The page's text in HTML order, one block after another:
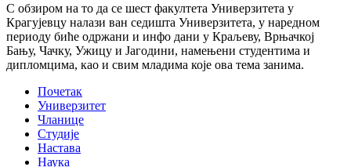
С обзиром на то да се шест факултета Универзитета у
Крагујевцу налази ван седишта Универзитета, у наредном
периоду биће одржани и инфо дани у Краљеву, Врњачкој
Бању, Чачку, Ужицу и Јагодини, намењени студентима и
дипломцима, као и свим младима које ова тема занима.
Почетак
Универзитет
Чланице
Студије
Настава
Наука